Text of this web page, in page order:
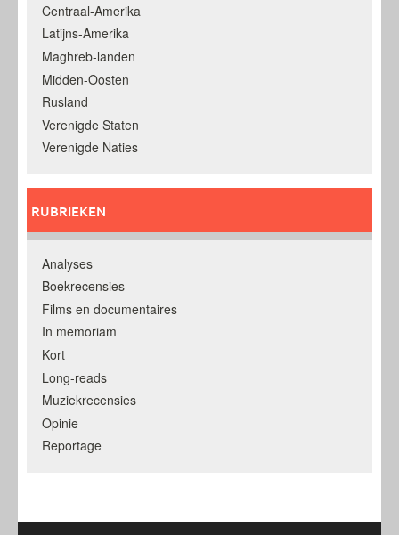
Centraal-Amerika
Latijns-Amerika
Maghreb-landen
Midden-Oosten
Rusland
Verenigde Staten
Verenigde Naties
RUBRIEKEN
Analyses
Boekrecensies
Films en documentaires
In memoriam
Kort
Long-reads
Muziekrecensies
Opinie
Reportage